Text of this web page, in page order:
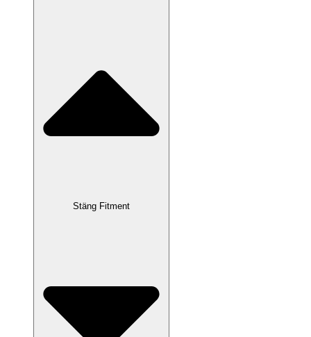
Stäng Fitment